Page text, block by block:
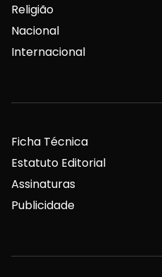
Religião
Nacional
Internacional
Ficha Técnica
Estatuto Editorial
Assinaturas
Publicidade